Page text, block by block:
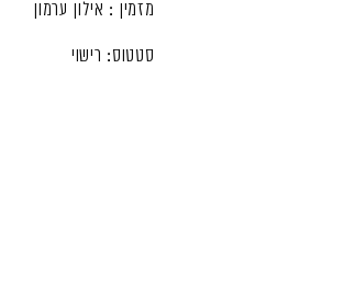
מזמין : אילון ערמון
סטטוס: רישוי